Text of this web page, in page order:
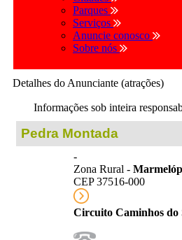
Parques
Serviços
Anuncie conosco
Sobre nós
Detalhes do Anunciante (atrações)
Informações sob inteira
Pedra Montada
-
Zona Rural -
CEP 37516-000
Circuito Caminhos do